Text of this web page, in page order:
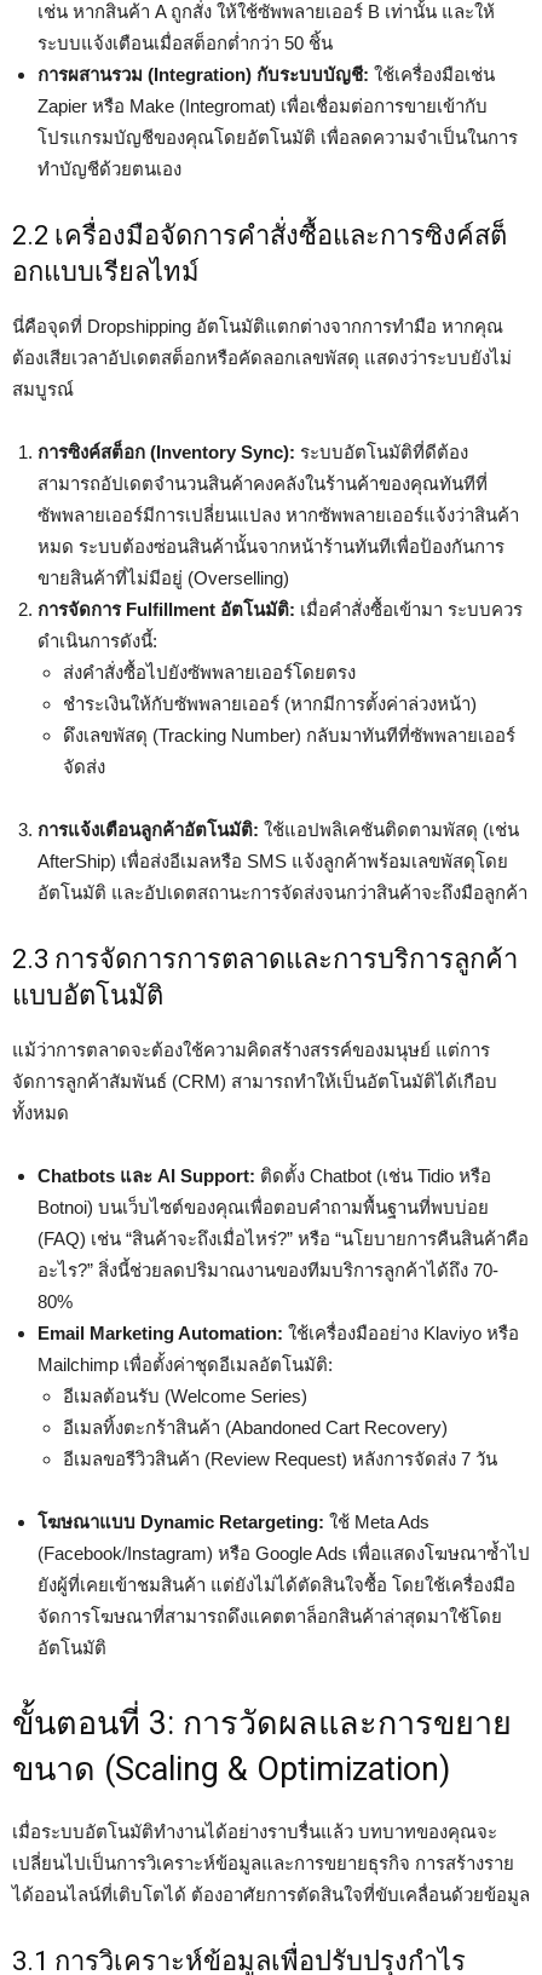
เช่น หากสินค้า A ถูกสั่ง ให้ใช้ซัพพลายเออร์ B เท่านั้น และให้
ระบบแจ้งเตือนเมื่อสต็อกต่ำกว่า 50 ชิ้น
การผสานรวม (Integration) กับระบบบัญชี: ใช้เครื่องมือเช่น
Zapier หรือ Make (Integromat) เพื่อเชื่อมต่อการขายเข้ากับ
โปรแกรมบัญชีของคุณโดยอัตโนมัติ เพื่อลดความจำเป็นในการ
ทำบัญชีด้วยตนเอง
2.2 เครื่องมือจัดการคำสั่งซื้อและการซิงค์สต็
อกแบบเรียลไทม์
นี่คือจุดที่ Dropshipping อัตโนมัติแตกต่างจากการทำมือ หากคุณ
ต้องเสียเวลาอัปเดตสต็อกหรือคัดลอกเลขพัสดุ แสดงว่าระบบยังไม่
สมบูรณ์
การซิงค์สต็อก (Inventory Sync): ระบบอัตโนมัติที่ดีต้อง
สามารถอัปเดตจำนวนสินค้าคงคลังในร้านค้าของคุณทันทีที่
ซัพพลายเออร์มีการเปลี่ยนแปลง หากซัพพลายเออร์แจ้งว่าสินค้า
หมด ระบบต้องซ่อนสินค้านั้นจากหน้าร้านทันทีเพื่อป้องกันการ
ขายสินค้าที่ไม่มีอยู่ (Overselling)
การจัดการ Fulfillment อัตโนมัติ: เมื่อคำสั่งซื้อเข้ามา ระบบควร
ดำเนินการดังนี้:
ส่งคำสั่งซื้อไปยังซัพพลายเออร์โดยตรง
ชำระเงินให้กับซัพพลายเออร์ (หากมีการตั้งค่าล่วงหน้า)
ดึงเลขพัสดุ (Tracking Number) กลับมาทันทีที่ซัพพลายเออร์
จัดส่ง
การแจ้งเตือนลูกค้าอัตโนมัติ: ใช้แอปพลิเคชันติดตามพัสดุ (เช่น
AfterShip) เพื่อส่งอีเมลหรือ SMS แจ้งลูกค้าพร้อมเลขพัสดุโดย
อัตโนมัติ และอัปเดตสถานะการจัดส่งจนกว่าสินค้าจะถึงมือลูกค้า
2.3 การจัดการการตลาดและการบริการลูกค้า
แบบอัตโนมัติ
แม้ว่าการตลาดจะต้องใช้ความคิดสร้างสรรค์ของมนุษย์ แต่การ
จัดการลูกค้าสัมพันธ์ (CRM) สามารถทำให้เป็นอัตโนมัติได้เกือบ
ทั้งหมด
Chatbots และ AI Support: ติดตั้ง Chatbot (เช่น Tidio หรือ
Botnoi) บนเว็บไซต์ของคุณเพื่อตอบคำถามพื้นฐานที่พบบ่อย
(FAQ) เช่น “สินค้าจะถึงเมื่อไหร่?” หรือ “นโยบายการคืนสินค้าคือ
อะไร?” สิ่งนี้ช่วยลดปริมาณงานของทีมบริการลูกค้าได้ถึง 70-
80%
Email Marketing Automation: ใช้เครื่องมืออย่าง Klaviyo หรือ
Mailchimp เพื่อตั้งค่าชุดอีเมลอัตโนมัติ:
อีเมลต้อนรับ (Welcome Series)
อีเมลทิ้งตะกร้าสินค้า (Abandoned Cart Recovery)
อีเมลขอรีวิวสินค้า (Review Request) หลังการจัดส่ง 7 วัน
โฆษณาแบบ Dynamic Retargeting: ใช้ Meta Ads
(Facebook/Instagram) หรือ Google Ads เพื่อแสดงโฆษณาซ้ำไป
ยังผู้ที่เคยเข้าชมสินค้า แต่ยังไม่ได้ตัดสินใจซื้อ โดยใช้เครื่องมือ
จัดการโฆษณาที่สามารถดึงแคตตาล็อกสินค้าล่าสุดมาใช้โดย
อัตโนมัติ
ขั้นตอนที่ 3: การวัดผลและการขยาย
ขนาด (Scaling & Optimization)
เมื่อระบบอัตโนมัติทำงานได้อย่างราบรื่นแล้ว บทบาทของคุณจะ
เปลี่ยนไปเป็นการวิเคราะห์ข้อมูลและการขยายธุรกิจ การสร้างราย
ได้ออนไลน์ที่เติบโตได้ ต้องอาศัยการตัดสินใจที่ขับเคลื่อนด้วยข้อมูล
3.1 การวิเคราะห์ข้อมูลเพื่อปรับปรุงกำไร